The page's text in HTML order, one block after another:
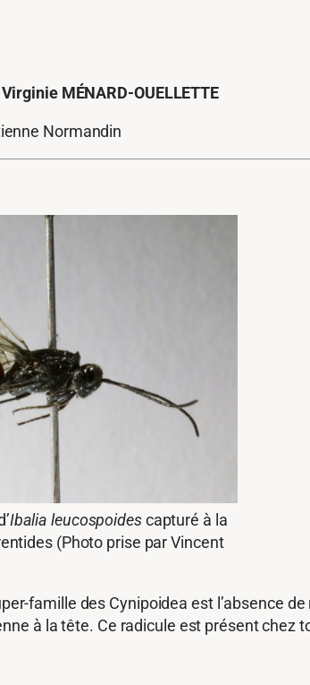
MÉNARD-OUELLETTE
Normandin
Ibalia leucospoidescapturé à la
(Photo prise par Vincent
famille des Cynipoidea est l’absence de
à la tête. Ce radicule est présent chez